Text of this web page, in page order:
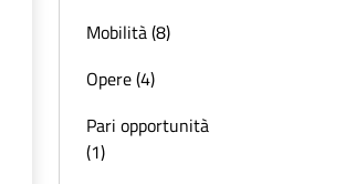
Mobilità (8)
Opere (4)
Pari opportunità
(1)